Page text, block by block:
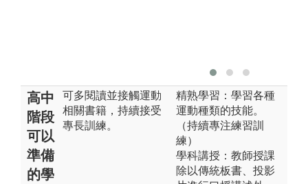
高中
階段
可以
準備
的學
可多閱讀並接觸運動
相關書籍，持續接受
專長訓練。
精熟學習：學習各種
運動種類的技能。
（持續專注練習訓
練）
學科講授：教師授課
除以傳統板書、投影